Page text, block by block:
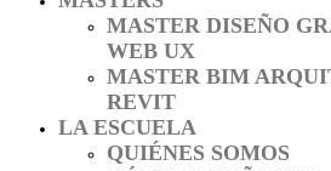
MASTER DISEÑO
WEB UX
MASTER BIM
REVIT
LA ESCUELA
QUIÉNES SOMOS